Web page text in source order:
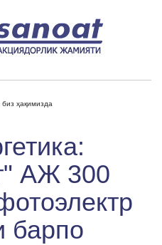
ҳақимизда
АЖ 300
барпо